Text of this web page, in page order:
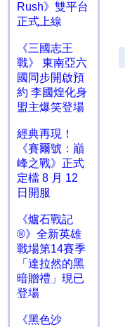
Rush》雙平台
正式上線
《三國志王
戰》 東南亞六
國同步開啟預
約 李國煌化身
盟主爆笑登場
經典再現！
《賽爾號：巔
峰之戰》正式
定檔 8 月 12
日開服
《爐石戰記
®》全新英雄
戰場第14賽季
「達拉然的黑
暗贈禮」現已
登場
《黑色沙